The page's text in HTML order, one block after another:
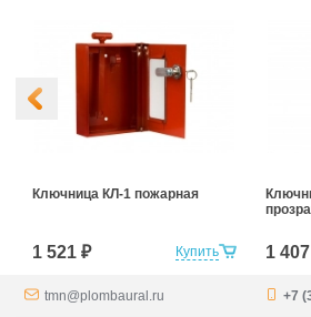
Купить
Ключница КЛ-1 пожарная
1 521 ₽ 1
tmn@plombaural.ru +7